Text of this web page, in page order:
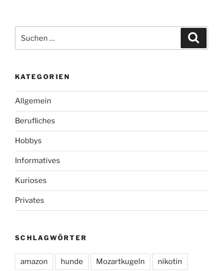
nach:
KATEGORIEN
Allgemein
Berufliches
Hobbys
Informatives
Kurioses
Privates
SCHLAGWÖRTER
amazon hunde Mozartkugeln nikotin